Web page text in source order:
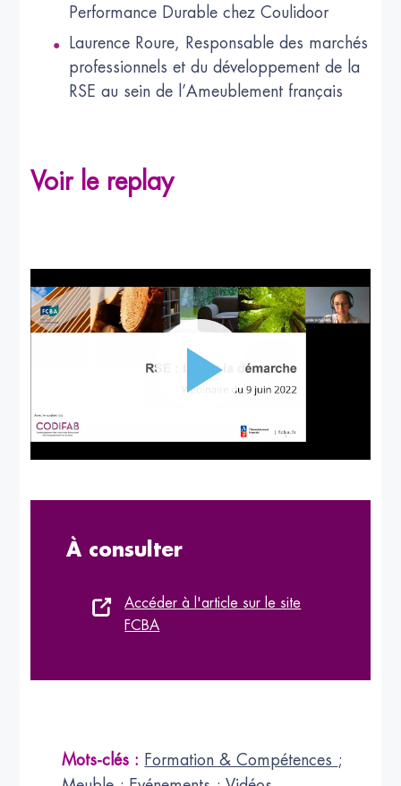
Performance Durable chez Coulidoor
Laurence Roure, Responsable des marchés
professionnels et du développement de la
RSE au sein de l’Ameublement français
Voir le replay
À consulter
Accéder à l'article sur le site
FCBA
Mots-clés : Formation & Compétences ;